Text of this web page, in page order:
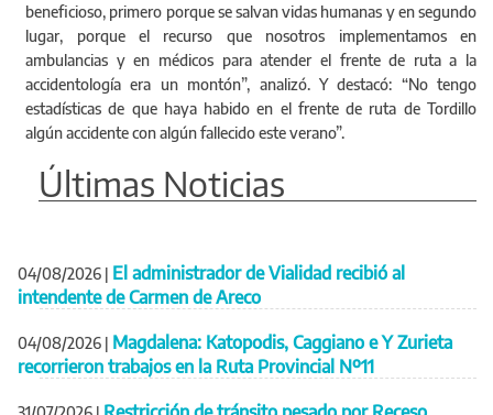
beneficioso, primero porque se salvan vidas humanas y en segundo
lugar, porque el recurso que nosotros implementamos en
ambulancias y en médicos para atender el frente de ruta a la
accidentología era un montón”, analizó. Y destacó: “No tengo
estadísticas de que haya habido en el frente de ruta de Tordillo
algún accidente con algún fallecido este verano”.
Últimas Noticias
04/08/2026 | El administrador de Vialidad recibió al
intendente de Carmen de Areco
04/08/2026 | Magdalena: Katopodis, Caggiano e Y Zurieta
recorrieron trabajos en la Ruta Provincial Nº11